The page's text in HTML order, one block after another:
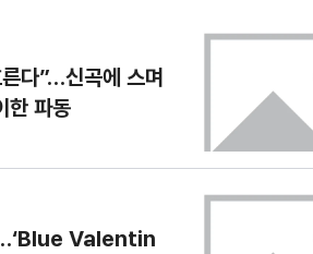
장성 확대 경쟁의 분
십자는 알라질증후군
건강보험 급여가 적용
다”…신곡에 스며
한 파동
Valentin